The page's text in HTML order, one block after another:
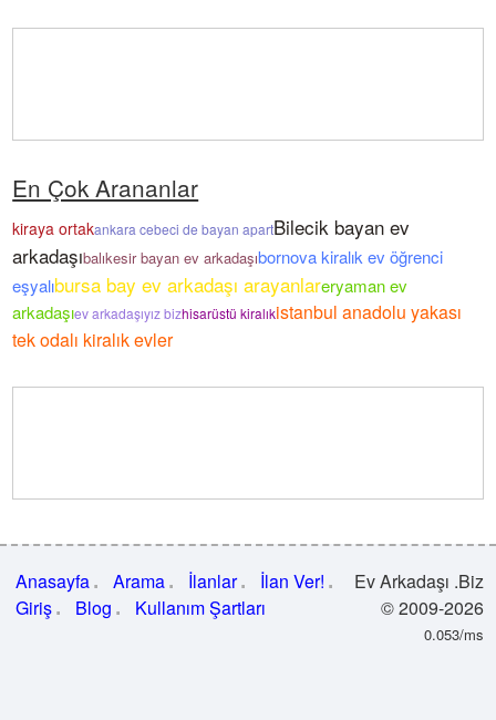
En Çok Arananlar
kiraya ortakankara cebeci de bayan apartBilecik bayan ev
arkadaşıbalıkesir bayan ev arkadaşıbornova kiralık ev öğrenci
eşyalıbursa bay ev arkadaşı arayanlareryaman ev
arkadaşıev arkadaşıyız bizhisarüstü kiralıkistanbul anadolu yakası
tek odalı kiralık evler
Anasayfa Arama İlanlar
İlan Ver!
Giriş
Blog Kullanım Şartları
Ev Arkadaşı .Biz
© 2009-2026
0.053/ms